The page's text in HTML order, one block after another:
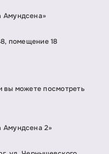
Амундсена»
помещение 18
вы можете посмотреть
Амундсена 2»